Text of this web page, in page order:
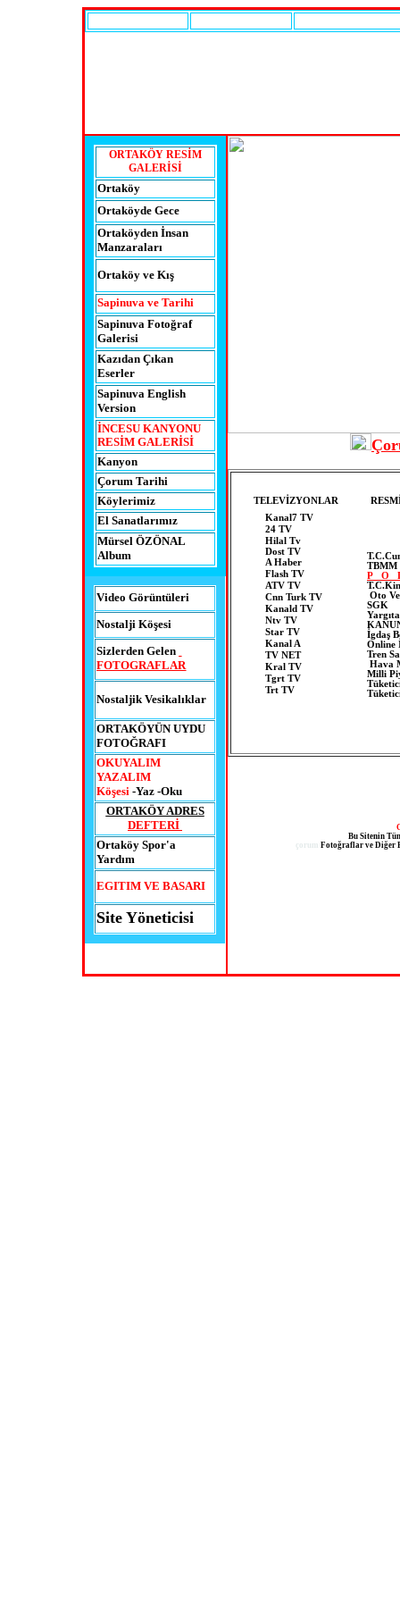
ORTAKÖY RESİM
GALERİSİ
Ortaköy
Ortaköyde Gece
Ortaköyden İnsan
Manzaraları
Ortaköy ve Kış
Sapinuva ve Tarihi
Sapinuva Fotoğraf
Galerisi
Kazıdan Çıkan
Eserler
Sapinuva English
Version
İNCESU KANYONU
RESİM GALERİSİ
Kanyon
Çorum Tarihi
Köylerimiz
El Sanatlarımız
Mürsel ÖZÖNAL
Album
Video Görüntüleri
Nostalji Köşesi
Sizlerden Gelen
FOTOGRAFLAR
Nostaljik Vesikalıklar
ORTAKÖYÜN UYDU
FOTOĞRAFI
OKUYALIM
YAZALIM
Köşesi-Yaz -Oku
ORTAKÖY ADRES
DEFTERİ
Ortaköy Spor'a
Yardım
EGITIM VE BASARI
Site Yöneticisi
TELEVİZYONLAR
Kanal7 TV
24 TV
Hilal Tv
Dost TV
A Haber
Flash TV
ATV TV
Cnn Turk TV
Kanald TV
Ntv TV
Star TV
Kanal A
TV NET
Kral TV
Tgrt TV
Trt TV
TBMM
P O
Oto
SGK
İgdaş
Online
Tren
Hava
Milli
Bu Sitenin
çorum Fotoğraflar ve Diğer